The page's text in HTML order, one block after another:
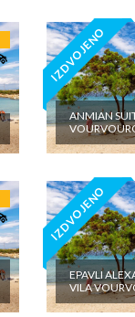
IZDVOJENO
ANMIAN
IZDVOJENO
EPAVLI
VILA